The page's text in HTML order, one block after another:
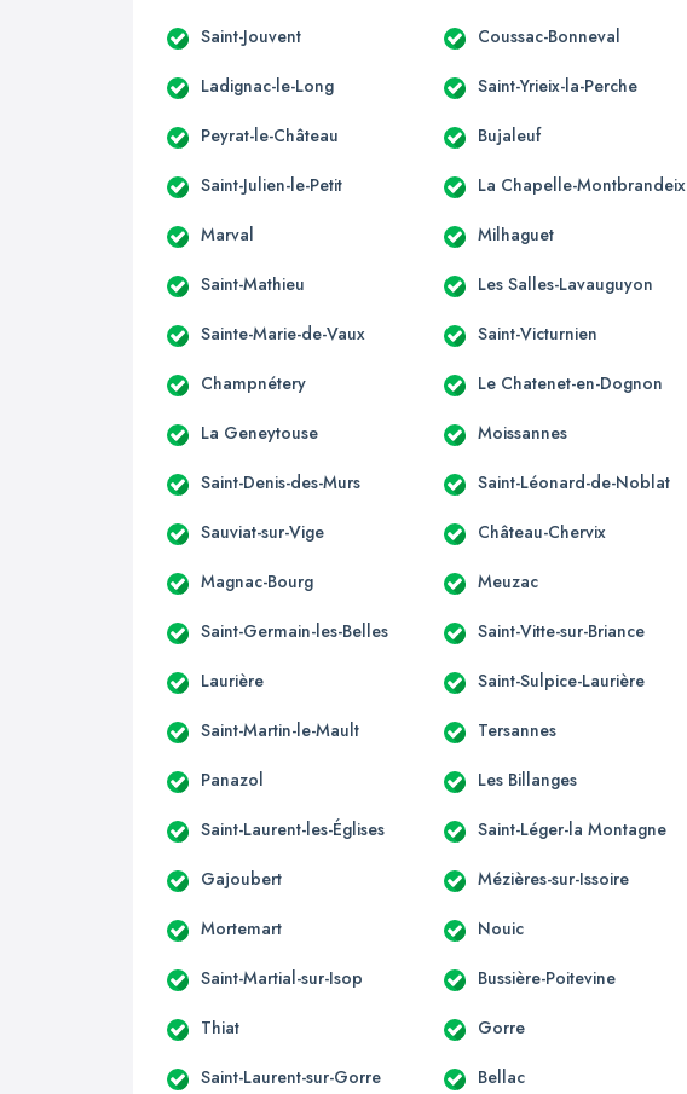
Saint-Jouvent Coussac-Bonneval
Ladignac-le-Long Saint-Yrieix-la-Perche
Peyrat-le-Château Bujaleuf
Saint-Julien-le-Petit La Chapelle-Montbrandeix
Marval Milhaguet
Saint-Mathieu Les Salles-Lavauguyon
Sainte-Marie-de-Vaux Saint-Victurnien
Champnétery Le Chatenet-en-Dognon
La Geneytouse Moissannes
Saint-Denis-des-Murs Saint-Léonard-de-Noblat
Sauviat-sur-Vige Château-Chervix
Magnac-Bourg Meuzac
Saint-Germain-les-Belles Saint-Vitte-sur-Briance
Laurière Saint-Sulpice-Laurière
Saint-Martin-le-Mault Tersannes
Panazol Les Billanges
Saint-Laurent-les-Églises Saint-Léger-la Montagne
Gajoubert Mézières-sur-Issoire
Mortemart Nouic
Saint-Martial-sur-Isop Bussière-Poitevine
Thiat Gorre
Saint-Laurent-sur-Gorre Bellac